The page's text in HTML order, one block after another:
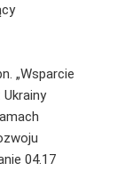
„Wsparcie
04.17